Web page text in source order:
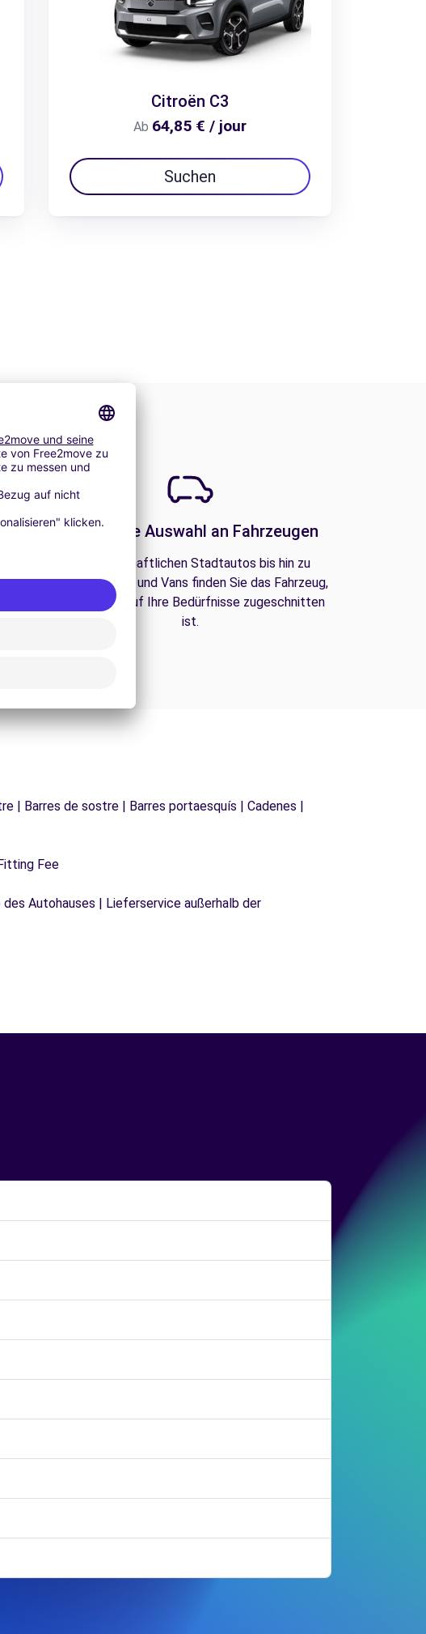
Citroën C3
Ab 64,85 € / jour
Suchen
Eine große Auswahl an Fahrzeugen
Von wirtschaftlichen Stadtautos bis hin zu
Familien-SUVs und Vans finden Sie das Fahrzeug,
das perfekt auf Ihre Bedürfnisse zugeschnitten
ist.
| Barres de sostre | Barres portaesquís | Cadenes |
Fee
Autohauses | Lieferservice außerhalb der